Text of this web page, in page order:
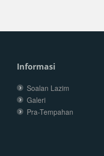
Informasi
Soalan Lazim
Galeri
Pra-Tempahan